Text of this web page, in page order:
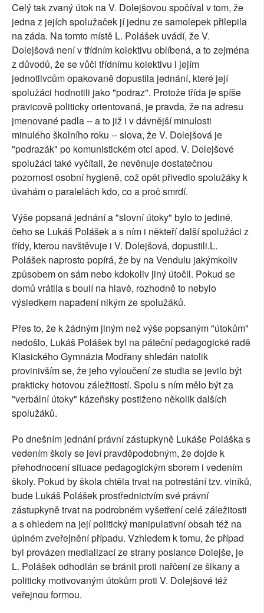
Celý tak zvaný útok na V. Dolejšovou spočíval v tom, že
jedna z jejích spolužaček jí jednu ze samolepek přilepila
na záda. Na tomto místě L. Polášek uvádí, že V.
Dolejšová není v třídním kolektivu oblíbená, a to zejména
z důvodů, že se vůči třídnímu kolektivu i jejím
jednotlivcům opakovaně dopustila jednání, které její
spolužáci hodnotili jako "podraz". Protože třída je spíše
pravicově politicky orientovaná, je pravda, že na adresu
jmenované padla -- a to již i v dávnější minulosti
minulého školního roku -- slova, že V. Dolejšová je
"podrazák" po komunistickém otci apod. V. Dolejšové
spolužáci také vyčítali, že nevěnuje dostatečnou
pozornost osobní hygieně, což opět přivedlo spolužáky k
úvahám o paralelách kdo, co a proč smrdí.
Výše popsaná jednání a "slovní útoky" bylo to jediné,
čeho se Lukáš Polášek a s ním i někteří další spolužáci z
třídy, kterou navštěvuje i V. Dolejšová, dopustili.L.
Polášek naprosto popírá, že by na Vendulu jakýmkoliv
způsobem on sám nebo kdokoliv jiný útočil. Pokud se
domů vrátila s boulí na hlavě, rozhodně to nebylo
výsledkem napadení nikým ze spolužáků.
Přes to, že k žádným jiným než výše popsaným "útokům"
nedošlo, Lukáš Polášek byl na páteční pedagogické radě
Klasického Gymnázia Modřany shledán natolik
provinivším se, že jeho vyloučení ze studia se jevilo být
prakticky hotovou záležitostí. Spolu s ním mělo být za
"verbální útoky" kázeňsky postiženo několik dalších
spolužáků.
Po dnešním jednání právní zástupkyně Lukáše Poláška s
vedením školy se jeví pravděpodobným, že dojde k
přehodnocení situace pedagogickým sborem i vedením
školy. Pokud by škola chtěla trvat na potrestání tzv. viníků,
bude Lukáš Polášek prostřednictvím své právní
zástupkyně trvat na podrobném vyšetření celé záležitosti
a s ohledem na její politický manipulativní obsah též na
úplném zveřejnění případu. Vzhledem k tomu, že případ
byl provázen medializací ze strany poslance Dolejše, je
L. Polášek odhodlán se bránit proti nařčení ze šikany a
politicky motivovaným útokům proti V. Dolejšové též
veřejnou formou.